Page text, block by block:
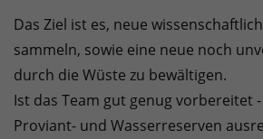
Das Ziel ist es, neue
sammeln, sowie eine neue noch
durch die Wüste zu bewältigen.
Ist das Team gut genug vorbereitet
Proviant- und Wasserreserven